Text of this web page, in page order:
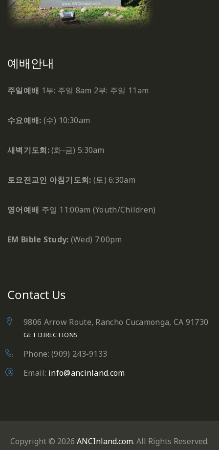
예배안내
주일예배 1부: 주일 8am 2부: 주일 11am
수요예배: (수) 10:30am
새벽기도회:(화-금) 5:30am
토요전교인 아침기도회: (토) 6:30am
영어예배 주일 11:00am (Youth/Children)
EM Bible Study: (Wed) 7:00pm
Contact Us
9806 Arrow Route, Rancho Cucamonga, CA 91730
GET DIRECTIONS
Phone: (909) 243-9133
Email: info@ancinland.com
Copyright © 2026 ANCInland.com. All Rights Reserved.